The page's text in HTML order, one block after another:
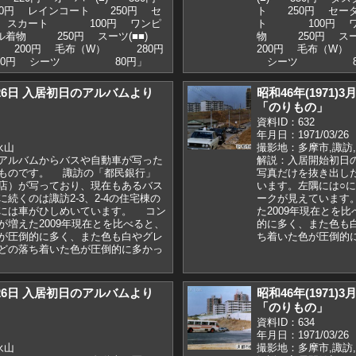
円 レインコート 250円 セ
カート 100円 ワンピ
ル着物 250円 スーツ(■■)
200円 毛布（W） 280円
シーツ 80円」
ト 250円 セ
ト 100円 ワン
物 250円 ス
200円 毛布（
シーツ 80
日 入居初日のアルバムより
山
ルバムからバスや自動車が写った
のです。 諏訪の「都民銀行」
）が写っており、現在もあるバス
続くのは諏訪2-3、2-4の住宅棟の
は車がひしめいています。 コン
増えた2009年現在とを比べると、
圧倒的に多く、また色も白やグレ
の落ち着いた色が圧倒的に多かっ
昭和46年(1971)3
「のりもの」
資料ID：632
年月日：1971/03/26
撮影地：多摩市,諏
解説：入居開始初日
写真だけを抜き出
います。左隅には○
ークが見えていま
た2009年現在とを
的に多く、また色も
ち着いた色が圧倒的
日 入居初日のアルバムより
山
昭和46年(1971)3
「のりもの」
資料ID：634
年月日：1971/03/26
撮影地：多摩市,諏